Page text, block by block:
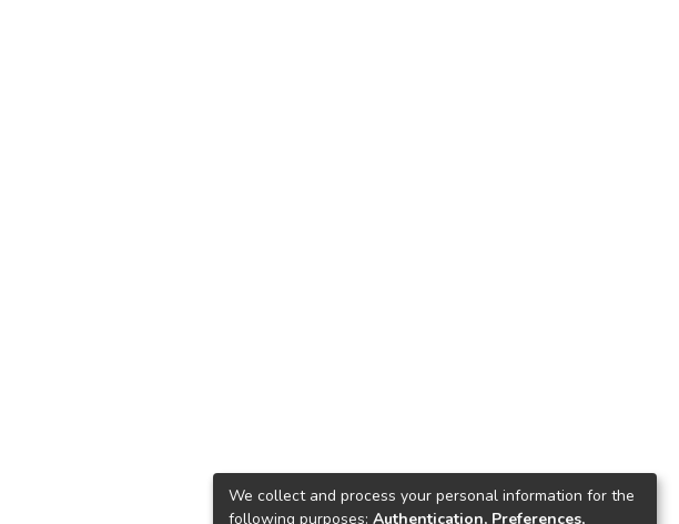
We collect and process your personal information for the
following purposes: Authentication, Preferences,